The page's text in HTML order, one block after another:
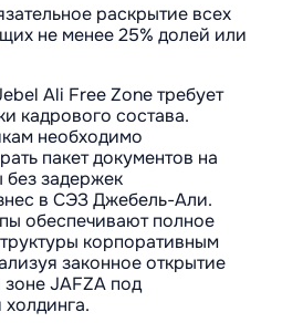
раскрытие всех
не менее 25% долей или
Ali Free Zone требует
кадрового состава.
необходимо
пакет документов на
без задержек
в СЭЗ Джебель-Али.
обеспечивают полное
корпоративным
законное открытие
JAFZA под